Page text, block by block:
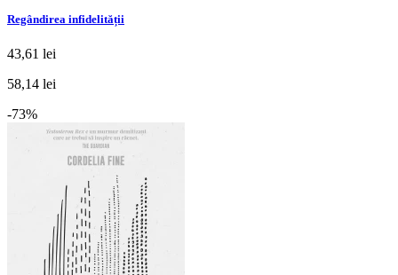
Regândirea infidelității
43,61 lei
58,14 lei
-73%